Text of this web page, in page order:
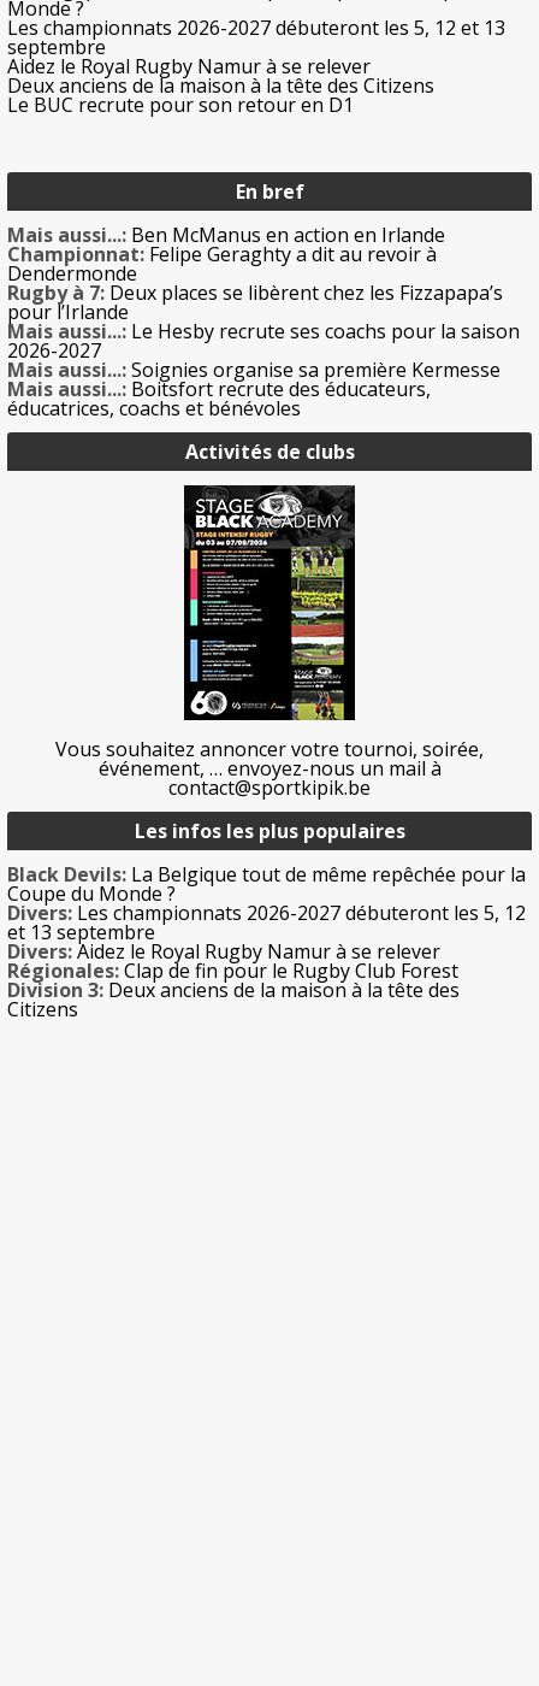
Monde ?
Les championnats 2026-2027 débuteront les 5, 12 et 13
septembre
Aidez le Royal Rugby Namur à se relever
Deux anciens de la maison à la tête des Citizens
Le BUC recrute pour son retour en D1
En bref
Mais aussi...: Ben McManus en action en Irlande
Championnat: Felipe Geraghty a dit au revoir à
Dendermonde
Rugby à 7: Deux places se libèrent chez les Fizzapapa’s
pour l’Irlande
Mais aussi...: Le Hesby recrute ses coachs pour la saison
2026-2027
Mais aussi...:Soignies organise sa première Kermesse
Mais aussi...: Boitsfort recrute des éducateurs,
éducatrices, coachs et bénévoles
Activités de clubs
Vous souhaitez annoncer votre tournoi, soirée,
événement, … envoyez-nous un mail à
contact@sportkipik.be
Les infos les plus populaires
Black Devils: La Belgique tout de même repêchée pour la
Coupe du Monde ?
Divers: Les championnats 2026-2027 débuteront les 5, 12
et 13 septembre
Divers:Aidez le Royal Rugby Namur à se relever
Régionales:Clap de fin pour le Rugby Club Forest
Division 3: Deux anciens de la maison à la tête des
Citizens